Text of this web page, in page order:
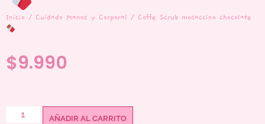
Inicio / Cuidado Manos y Corporal / Coffe Scrub mocaccino chocolate
$9.990
AÑADIR AL CARRITO